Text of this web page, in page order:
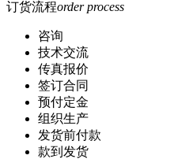
订货流程order process
咨询
技术交流
传真报价
签订合同
预付定金
组织生产
发货前付款
款到发货